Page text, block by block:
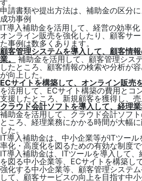
す。
申請書類や提出方法は、補助金の区分に
成功事例
IT導入補助金を活用して、経営の効率化
オンライン販売を強化したり、顧客サ
た事例は数多くあります。
顧客管理システムを導入して、顧客情
業。
補助金を活用して、顧客管理シス
したところ、顧客情報の検索や分析が
が向上した。
ECサイトを構築して、オンライン販売
を活用して、ECサイト構築の費用とコ
支援したところ、新規顧客を獲得し、売
クラウド会計ソフトを導入して、経理業
補助金を活用して、クラウド会計ソフ
ところ、経理業務にかかる時間が大幅
した。
IT導入補助金は、中小企業等がITツー
率化・高度化を図るための有効な制度で
IT導入補助金は、ITツールを導入して
を図る中小企業等、ECサイトを構築し
強化する中小企業等、顧客管理システ
して、顧客サービスの向上を目指す中